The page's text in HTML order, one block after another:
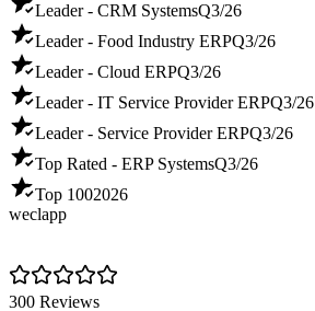
Leader - CRM SystemsQ3/26
Leader - Food Industry ERPQ3/26
Leader - Cloud ERPQ3/26
Leader - IT Service Provider ERPQ3/26
Leader - Service Provider ERPQ3/26
Top Rated - ERP SystemsQ3/26
Top 1002026
weclapp
300 Reviews